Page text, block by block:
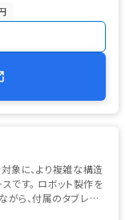
象に、より複雑な構造
です。 ロボット製作を
ら、付属のタブレット